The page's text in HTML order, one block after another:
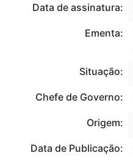
Data de assinatura:
Ementa:
Situação:
Chefe de Governo:
Origem:
Data de Publicação: